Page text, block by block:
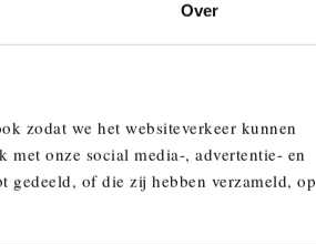
Over
zodat we het websiteverkeer kunnen
onze social media-, advertentie- en
gedeeld, of die zij hebben verzameld, op
20261 km